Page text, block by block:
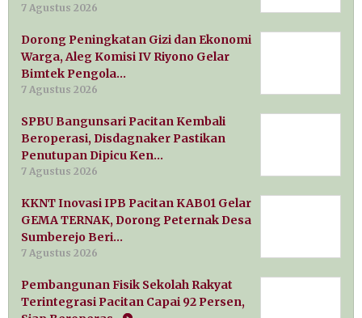
7 Agustus 2026
Dorong Peningkatan Gizi dan Ekonomi
Warga, Aleg Komisi IV Riyono Gelar
Bimtek Pengola…
7 Agustus 2026
SPBU Bangunsari Pacitan Kembali
Beroperasi, Disdagnaker Pastikan
Penutupan Dipicu Ken…
7 Agustus 2026
KKNT Inovasi IPB Pacitan KAB01 Gelar
GEMA TERNAK, Dorong Peternak Desa
Sumberejo Beri…
7 Agustus 2026
Pembangunan Fisik Sekolah Rakyat
Terintegrasi Pacitan Capai 92 Persen,